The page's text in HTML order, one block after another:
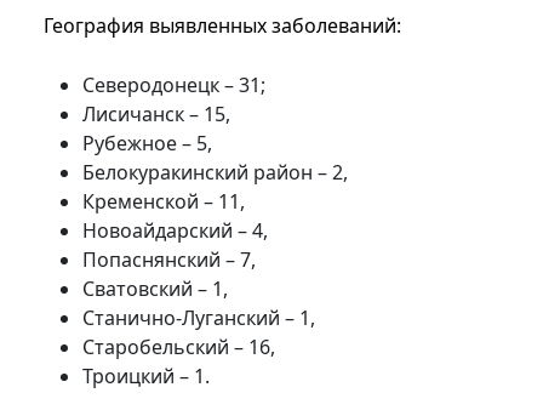
География выявленных заболеваний:
Северодонецк – 31;
Лисичанск – 15,
Рубежное – 5,
Белокуракинский район – 2,
Кременской – 11,
Новоайдарский – 4,
Попаснянский – 7,
Сватовский – 1,
Станично-Луганский – 1,
Старобельский – 16,
Троицкий – 1.